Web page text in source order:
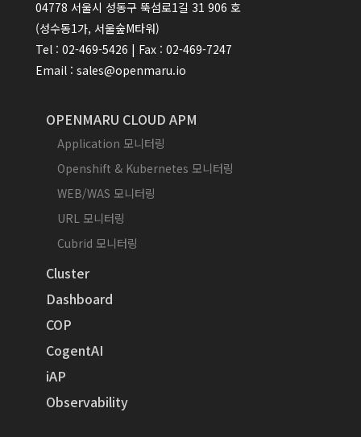
04778 서울시 성동구 뚝섬로1길 31 906 호
(성수동1가, 서울숲M타워)
Tel : 02-469-5426 | Fax : 02-469-7247
Email : sales@openmaru.io
OPENMARU CLOUD APM
Application 모니터링
Openshift & Kubernetes 모니터링
WEB/WAS 모니터링
URL 모니터링
Cubrid 모니터링
Cluster
Dashboard
COP
CogentAI
iAP
Observability